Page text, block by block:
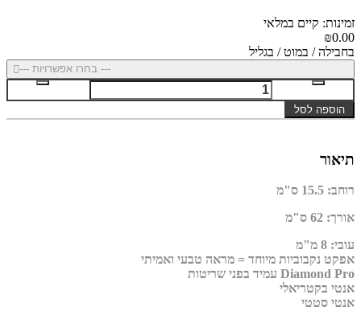
זמינות: קיים במלאי
₪0.00
בחבילה / במוט / בגליל
--- בחרו אפשרויות ---
הוספה לסל
תיאור
רוחב: 15.5 ס"מ
אורך: 62 ס"מ
עובי: 8 מ"מ
אפקט נקבוביות מיוחד = מראה טבעי ואמיתי
Diamond Pro עמיד בפני שריטות
אנטי בקטריאלי
אנטי סטטי